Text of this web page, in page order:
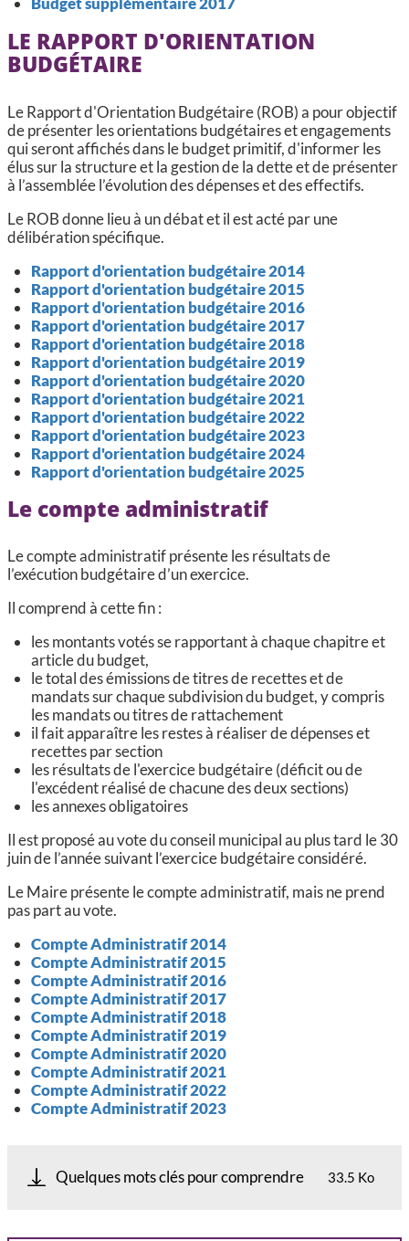
LE RAPPORT D'ORIENTATION
BUDGÉTAIRE
Le Rapport d'Orientation Budgétaire (ROB) a pour objectif
de présenter les orientations budgétaires et engagements
qui seront affichés dans le budget primitif, d'informer les
élus sur la structure et la gestion de la dette et de présenter
à l’assemblée l’évolution des dépenses et des effectifs.
Le ROB donne lieu à un débat et il est acté par une
délibération spécifique.
Rapport d'orientation budgétaire 2014
Rapport d'orientation budgétaire 2015
Rapport d'orientation budgétaire 2016
Rapport d'orientation budgétaire 2017
Rapport d'orientation budgétaire 2018
Rapport d'orientation budgétaire 2019
Rapport d'orientation budgétaire 2020
Rapport d'orientation budgétaire 2021
Rapport d'orientation budgétaire 2022
Rapport d'orientation budgétaire 2023
Rapport d'orientation budgétaire 2024
Rapport d'orientation budgétaire 2025
Le compte administratif
Le compte administratif présente les résultats de
l’exécution budgétaire d’un exercice.
Il comprend à cette fin :
les montants votés se rapportant à chaque chapitre et
article du budget,
le total des émissions de titres de recettes et de
mandats sur chaque subdivision du budget, y compris
les mandats ou titres de rattachement
il fait apparaître les restes à réaliser de dépenses et
recettes par section
les résultats de l'exercice budgétaire (déficit ou de
l'excédent réalisé de chacune des deux sections)
les annexes obligatoires
Il est proposé au vote du conseil municipal au plus tard le 30
juin de l’année suivant l’exercice budgétaire considéré.
Le Maire présente le compte administratif, mais ne prend
pas part au vote.
Compte Administratif 2014
Compte Administratif 2015
Compte Administratif 2016
Compte Administratif 2017
Compte Administratif 2018
Compte Administratif 2019
Compte Administratif 2020
Compte Administratif 2021
Compte Administratif 2022
Compte Administratif 2023
Quelques mots clés pour comprendre 33.5 Ko